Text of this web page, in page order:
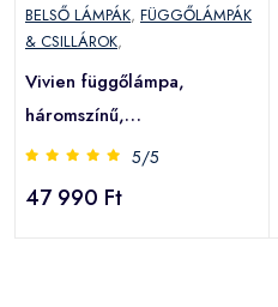
BELSŐ LÁMPÁK, FÜGGŐLÁMPÁK
& CSILLÁROK,
Vivien függőlámpa,
háromszínű,
fekete/fehér/arany
5/5
47 990 Ft